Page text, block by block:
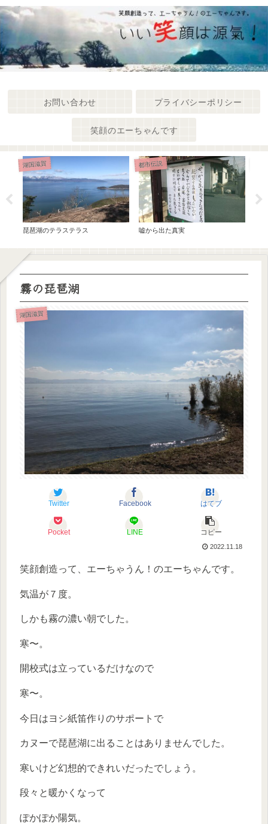
お問い合わせ プライバシーポリシー
笑顔のエーちゃんです
湖国滋賀
琵琶湖のテラステラス
都市伝説
嘘から出た真実
霧の琵琶湖
湖国滋賀
Twitter Facebook はてブ
Pocket LINE コピー
2022.11.18
笑顔創造って、エーちゃうん！のエーちゃんです。
気温が７度。
しかも霧の濃い朝でした。
寒〜。
開校式は立っているだけなので
寒〜。
今日はヨシ紙笛作りのサポートで
カヌーで琵琶湖に出ることはありませんでした。
寒いけど幻想的できれいだったでしょう。
段々と暖かくなって
ぽかぽか陽気。